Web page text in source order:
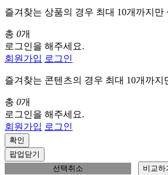
즐겨찾는 상품의 경우 최대 10개까지만
총 0개
로그인을 해주세요.
회원가입 로그인
즐겨찾는 콘텐츠의 경우 최대 10개까지
총 0개
로그인을 해주세요.
회원가입 로그인
확인
팝업닫기
선택취소
비교하